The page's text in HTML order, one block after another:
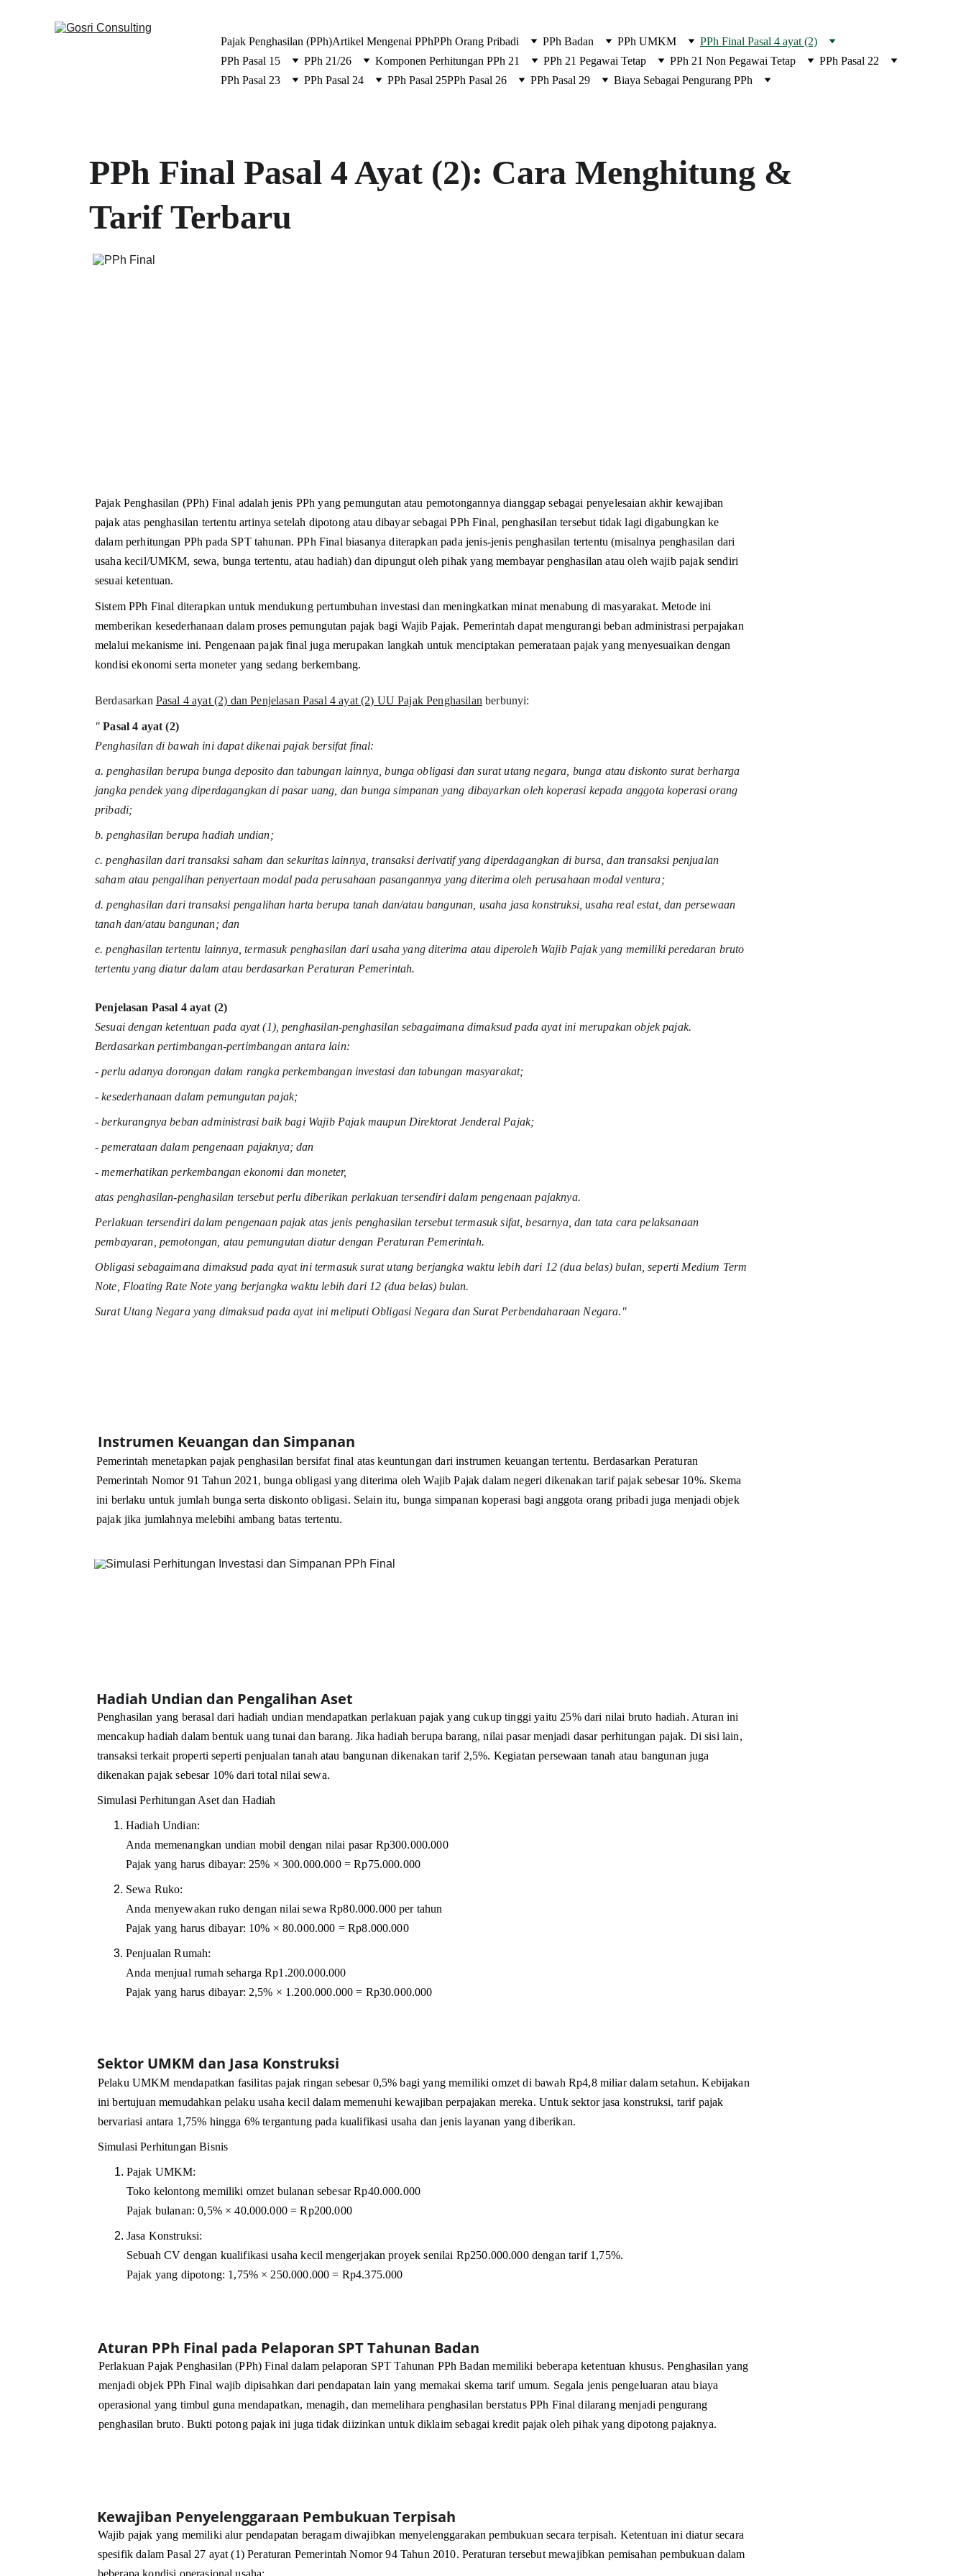
Pajak Penghasilan (PPh)Artikel Mengenai PPhPPh Orang Pribadi PPh Badan PPh UMKM
PPh Final Pasal 4 ayat (2)
PPh Pasal 15
PPh 21/26 Komponen Perhitungan PPh 21 PPh 21 Pegawai Tetap PPh 21 Non Pegawai Tetap
PPh Pasal 22
PPh Pasal 23
PPh Pasal 24 PPh Pasal 25PPh Pasal 26 PPh Pasal 29 Biaya Sebagai Pengurang PPh
PPh Final Pasal 4 Ayat (2): Cara Menghitung &
Tarif Terbaru
Pemerintah menetapkan pajak penghasilan bersifat final atas keuntungan dari instrumen keuangan tertentu. Berdasarkan Peraturan
Pemerintah Nomor 91 Tahun 2021, bunga obligasi yang diterima oleh Wajib Pajak dalam negeri dikenakan tarif pajak sebesar 10%. Skema
ini berlaku untuk jumlah bunga serta diskonto obligasi. Selain itu, bunga simpanan koperasi bagi anggota orang pribadi juga menjadi objek
pajak jika jumlahnya melebihi ambang batas tertentu.
Instrumen Keuangan dan Simpanan
Hadiah Undian dan Pengalihan Aset
Penghasilan yang berasal dari hadiah undian mendapatkan perlakuan pajak yang cukup tinggi yaitu 25% dari nilai bruto hadiah. Aturan ini
mencakup hadiah dalam bentuk uang tunai dan barang. Jika hadiah berupa barang, nilai pasar menjadi dasar perhitungan pajak. Di sisi lain,
transaksi terkait properti seperti penjualan tanah atau bangunan dikenakan tarif 2,5%. Kegiatan persewaan tanah atau bangunan juga
dikenakan pajak sebesar 10% dari total nilai sewa.
Simulasi Perhitungan Aset dan Hadiah
Hadiah Undian:
Anda memenangkan undian mobil dengan nilai pasar Rp300.000.000
Pajak yang harus dibayar: 25% × 300.000.000 = Rp75.000.000
Sewa Ruko:
Anda menyewakan ruko dengan nilai sewa Rp80.000.000 per tahun
Pajak yang harus dibayar: 10% × 80.000.000 = Rp8.000.000
Penjualan Rumah:
Anda menjual rumah seharga Rp1.200.000.000
Pajak yang harus dibayar: 2,5% × 1.200.000.000 = Rp30.000.000
Sektor UMKM dan Jasa Konstruksi
Pelaku UMKM mendapatkan fasilitas pajak ringan sebesar 0,5% bagi yang memiliki omzet di bawah Rp4,8 miliar dalam setahun. Kebijakan
ini bertujuan memudahkan pelaku usaha kecil dalam memenuhi kewajiban perpajakan mereka. Untuk sektor jasa konstruksi, tarif pajak
bervariasi antara 1,75% hingga 6% tergantung pada kualifikasi usaha dan jenis layanan yang diberikan.
Simulasi Perhitungan Bisnis
Pajak UMKM:
Toko kelontong memiliki omzet bulanan sebesar Rp40.000.000
Pajak bulanan: 0,5% × 40.000.000 = Rp200.000
Jasa Konstruksi:
Sebuah CV dengan kualifikasi usaha kecil mengerjakan proyek senilai Rp250.000.000 dengan tarif 1,75%.
Pajak yang dipotong: 1,75% × 250.000.000 = Rp4.375.000
Pajak Penghasilan (PPh) Final adalah jenis PPh yang pemungutan atau pemotongannya dianggap sebagai penyelesaian akhir kewajiban
pajak atas penghasilan tertentu artinya setelah dipotong atau dibayar sebagai PPh Final, penghasilan tersebut tidak lagi digabungkan ke
dalam perhitungan PPh pada SPT tahunan. PPh Final biasanya diterapkan pada jenis-jenis penghasilan tertentu (misalnya penghasilan dari
usaha kecil/UMKM, sewa, bunga tertentu, atau hadiah) dan dipungut oleh pihak yang membayar penghasilan atau oleh wajib pajak sendiri
sesuai ketentuan.
Sistem PPh Final diterapkan untuk mendukung pertumbuhan investasi dan meningkatkan minat menabung di masyarakat. Metode ini
memberikan kesederhanaan dalam proses pemungutan pajak bagi Wajib Pajak. Pemerintah dapat mengurangi beban administrasi perpajakan
melalui mekanisme ini. Pengenaan pajak final juga merupakan langkah untuk menciptakan pemerataan pajak yang menyesuaikan dengan
kondisi ekonomi serta moneter yang sedang berkembang.
Berdasarkan Pasal 4 ayat (2) dan Penjelasan Pasal 4 ayat (2) UU Pajak Penghasilan berbunyi:
" Pasal 4 ayat (2)
Penghasilan di bawah ini dapat dikenai pajak bersifat final:
a. penghasilan berupa bunga deposito dan tabungan lainnya, bunga obligasi dan surat utang negara, bunga atau diskonto surat berharga
jangka pendek yang diperdagangkan di pasar uang, dan bunga simpanan yang dibayarkan oleh koperasi kepada anggota koperasi orang
pribadi;
b. penghasilan berupa hadiah undian;
c. penghasilan dari transaksi saham dan sekuritas lainnya, transaksi derivatif yang diperdagangkan di bursa, dan transaksi penjualan
saham atau pengalihan penyertaan modal pada perusahaan pasangannya yang diterima oleh perusahaan modal ventura;
d. penghasilan dari transaksi pengalihan harta berupa tanah dan/atau bangunan, usaha jasa konstruksi, usaha real estat, dan persewaan
tanah dan/atau bangunan; dan
e. penghasilan tertentu lainnya, termasuk penghasilan dari usaha yang diterima atau diperoleh Wajib Pajak yang memiliki peredaran bruto
tertentu yang diatur dalam atau berdasarkan Peraturan Pemerintah.
Penjelasan Pasal 4 ayat (2)
Sesuai dengan ketentuan pada ayat (1), penghasilan-penghasilan sebagaimana dimaksud pada ayat ini merupakan objek pajak.
Berdasarkan pertimbangan-pertimbangan antara lain:
- perlu adanya dorongan dalam rangka perkembangan investasi dan tabungan masyarakat;
- kesederhanaan dalam pemungutan pajak;
- berkurangnya beban administrasi baik bagi Wajib Pajak maupun Direktorat Jenderal Pajak;
- pemerataan dalam pengenaan pajaknya; dan
- memerhatikan perkembangan ekonomi dan moneter,
atas penghasilan-penghasilan tersebut perlu diberikan perlakuan tersendiri dalam pengenaan pajaknya.
Perlakuan tersendiri dalam pengenaan pajak atas jenis penghasilan tersebut termasuk sifat, besarnya, dan tata cara pelaksanaan
pembayaran, pemotongan, atau pemungutan diatur dengan Peraturan Pemerintah.
Obligasi sebagaimana dimaksud pada ayat ini termasuk surat utang berjangka waktu lebih dari 12 (dua belas) bulan, seperti Medium Term
Note, Floating Rate Note yang berjangka waktu lebih dari 12 (dua belas) bulan.
Surat Utang Negara yang dimaksud pada ayat ini meliputi Obligasi Negara dan Surat Perbendaharaan Negara."
Aturan PPh Final pada Pelaporan SPT Tahunan Badan
Perlakuan Pajak Penghasilan (PPh) Final dalam pelaporan SPT Tahunan PPh Badan memiliki beberapa ketentuan khusus. Penghasilan yang
menjadi objek PPh Final wajib dipisahkan dari pendapatan lain yang memakai skema tarif umum. Segala jenis pengeluaran atau biaya
operasional yang timbul guna mendapatkan, menagih, dan memelihara penghasilan berstatus PPh Final dilarang menjadi pengurang
penghasilan bruto. Bukti potong pajak ini juga tidak diizinkan untuk diklaim sebagai kredit pajak oleh pihak yang dipotong pajaknya.
Kewajiban Penyelenggaraan Pembukuan Terpisah
Wajib pajak yang memiliki alur pendapatan beragam diwajibkan menyelenggarakan pembukuan secara terpisah. Ketentuan ini diatur secara
spesifik dalam Pasal 27 ayat (1) Peraturan Pemerintah Nomor 94 Tahun 2010. Peraturan tersebut mewajibkan pemisahan pembukuan dalam
beberapa kondisi operasional usaha: